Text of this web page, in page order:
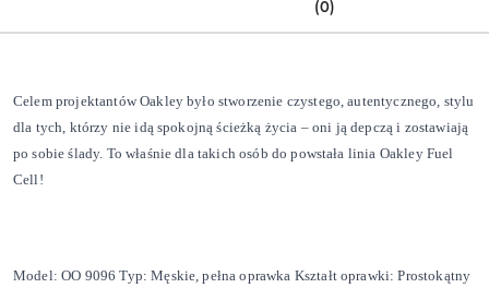
(0)
Celem projektantów Oakley było stworzenie czystego, autentycznego, stylu
dla tych, którzy nie idą spokojną ścieżką życia – oni ją depczą i zostawiają
po sobie ślady. To właśnie dla takich osób do powstała linia Oakley Fuel
Cell!
Model: OO 9096 Typ: Męskie, pełna oprawka Kształt oprawki: Prostokątny